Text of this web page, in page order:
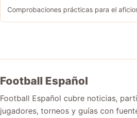
Comprobaciones prácticas para el
Football Español
Football Español cubre noticias,
jugadores, torneos y guías con